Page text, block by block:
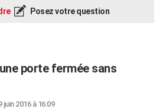
Posez votre question
porte fermée sans
juin 2016 à 16:09